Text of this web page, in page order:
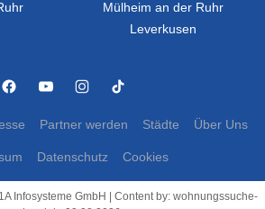
Mülheim an der Ruhr
Leverkusen
Partner werden Städte Über Uns
Datenschutz Cookies
Infosysteme GmbH | Content by: wohnungssuche-